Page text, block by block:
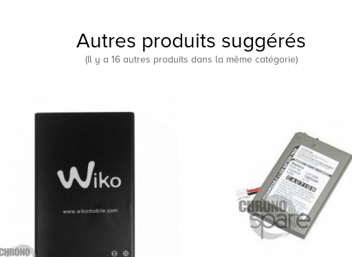
Autres produits suggérés
(Il y a 16 autres produits dans la même catégorie)